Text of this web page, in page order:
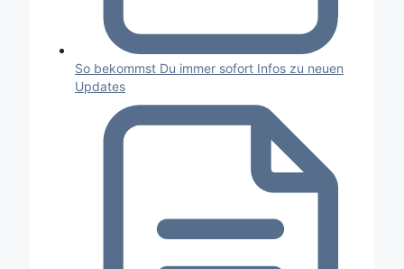
So bekommst Du immer sofort Infos zu neuen
Updates